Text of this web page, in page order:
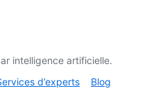
intelligence artificielle.
d’experts Blog